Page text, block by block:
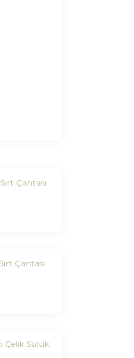
Çantası
Çantası
Çelik Suluk